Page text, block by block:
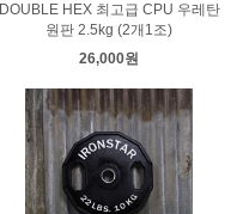
DOUBLE HEX 최고급 CPU 우레탄
원판 2.5kg (2개1조)
26,000원